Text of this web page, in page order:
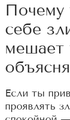
Почему
себе
мешает
Если ты
проявлять